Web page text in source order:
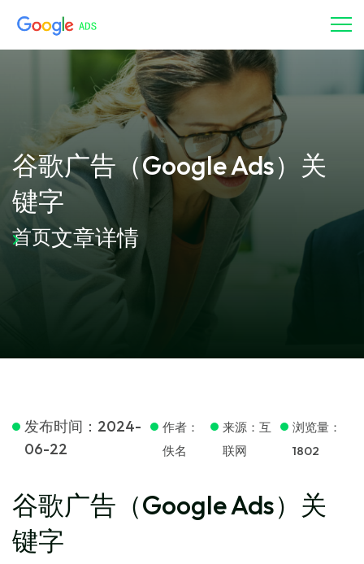
谷歌广告（Google Ads）关
键字
首页文章详情
发布时间：2024-
06-22
作者：
佚名
来源：互
联网
浏览量：
1802
谷歌广告（Google Ads）关
键字